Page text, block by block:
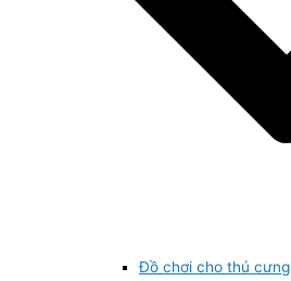
Đồ chơi cho thú cưng